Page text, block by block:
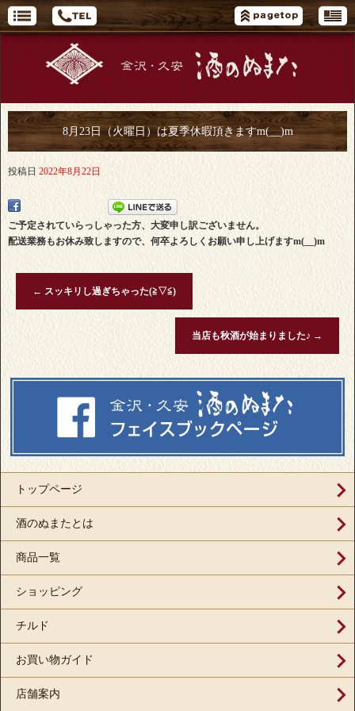
8月23日（火曜日）は夏季休暇頂きますm(__)m
投稿日 2022年8月22日
ご予定されていらっしゃった方、大変申し訳ございません。
配送業務もお休み致しますので、何卒よろしくお願い申し上げますm(__)m
← スッキリし過ぎちゃった(≧▽≦)
当店も秋酒が始まりました♪ →
トップページ
酒のぬまたとは
商品一覧
ショッピング
チルド
お買い物ガイド
店舗案内